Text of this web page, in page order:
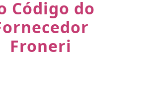
Código do
Froneri